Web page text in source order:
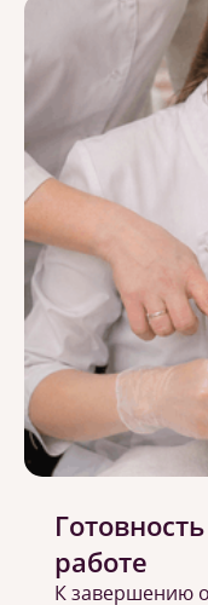
работе
К завершению